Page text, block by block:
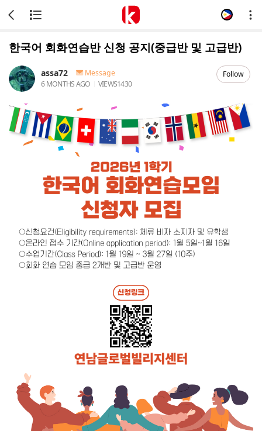
한국어 회화연습반 신청 공지(중급반 및 고급반)
assa72
Message
6 MONTHS AGO
VIEWS1430
Follow